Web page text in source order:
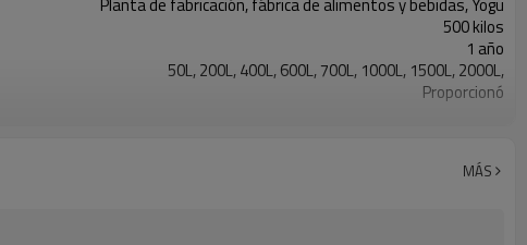
500 kilos
1 año
50L, 200L, 400L, 600L, 700L, 1000L, 1500L, 2000L,
Proporcionó
Automático
Nuevo producto 2024
MÁS